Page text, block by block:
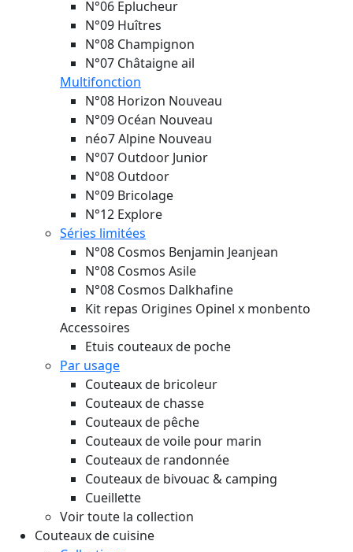
N°06 Eplucheur
N°09 Huîtres
N°08 Champignon
N°07 Châtaigne ail
Multifonction
N°08 Horizon Nouveau
N°09 Océan Nouveau
néo7 Alpine Nouveau
N°07 Outdoor Junior
N°08 Outdoor
N°09 Bricolage
N°12 Explore
Séries limitées
N°08 Cosmos Benjamin Jeanjean
N°08 Cosmos Asile
N°08 Cosmos Dalkhafine
Kit repas Origines Opinel x monbento
Accessoires
Etuis couteaux de poche
Par usage
Couteaux de bricoleur
Couteaux de chasse
Couteaux de pêche
Couteaux de voile pour marin
Couteaux de randonnée
Couteaux de bivouac & camping
Cueillette
Voir toute la collection
Couteaux de cuisine